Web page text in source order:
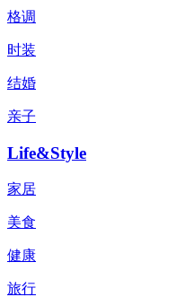
格调
时装
结婚
亲子
Life&Style
家居
美食
健康
旅行